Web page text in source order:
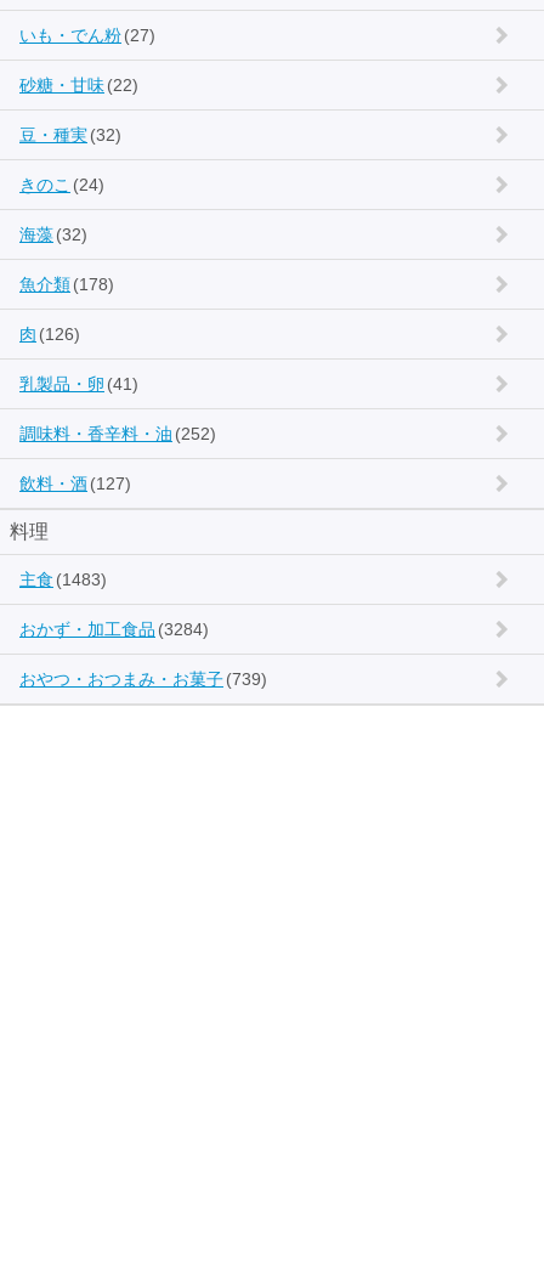
いも・でん粉(27)
砂糖・甘味(22)
豆・種実(32)
きのこ (24)
海藻(32)
魚介類(178)
肉 (126)
乳製品・卵 (41)
調味料・香辛料・油 (252)
飲料・酒(127)
料理
主食 (1483)
おかず・加工食品 (3284)
おやつ・おつまみ・お菓子(739)